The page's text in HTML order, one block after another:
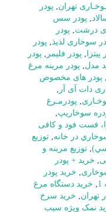
تهران, پودر
, پودر سس
درشت, پودر
سوخاری لذیذ, پودر
, پودر فلیمر , پودر
مدل, پودر مرینه مرغ
, پودر های مخصوص
دات آی آر ,
, پودرمـرغ
سوخاریپ,
فست فود و کافی
در خانه, توزيع
, توزیع مرینه و
, خرید + پودر
, خرید پودر
, خرید دستگاه مرغ
تهران, خرید سرخ
نمک ویژه سیب